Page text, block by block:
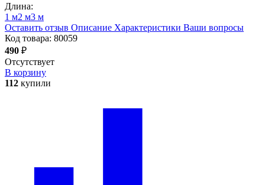
Длина:
1 м2 м3 м
Оставить отзыв Описание Характеристики Ваши вопросы
Код товара: 80059
490 ₽
Отсутствует
В корзину
112 купили